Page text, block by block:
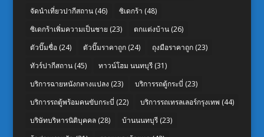
จัดนำเที่ยวปากีสถาน(46) ซิเดกร้า (48)
ซิเดกร้าเพิ่มความเป็นชาย (23) ตกแต่งบ้าน(26)
ตัวปั๊มชื่อ(24) ตัวปั๊มราคาถูก(24) ถุงมือราคาถูก(23)
ทัวร์ปากีสถาน(45) ทาวน์โฮม นนทบุรี(31)
บริการฉายหนังกลางแปลง (23) บริการรถตู้กระบี่ (23)
บริการรถตู้พร้อมคนขับกระบี่ (22) บริการรถเทรลเลอร์กรุงเทพ (44)
บริษัทบริหารนิติบุคคล(28) บ้านนนทบุรี(23)